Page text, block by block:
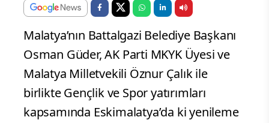
Malatya’nın Battalgazi Belediye Başkanı
Osman Güder, AK Parti MKYK Üyesi ve
Malatya Milletvekili Öznur Çalık ile
birlikte Gençlik ve Spor yatırımları
kapsamında Eskimalatya’da ki yenileme